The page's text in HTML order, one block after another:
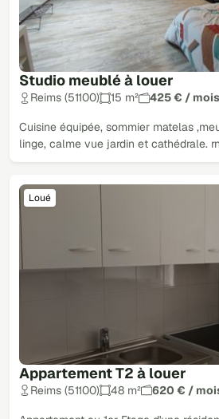
Studio meublé à louer
Reims (51100) 15 m² 425 € / mois
Cuisine équipée, sommier matelas
linge, calme vue jardin et cathédrale.
Appartement T2 à louer
Loué
Reims (51100) 48 m² 620 € /